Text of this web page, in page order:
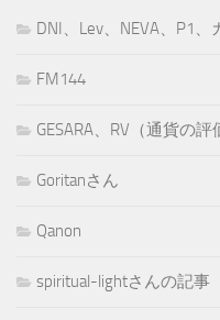
DNI、Lev、NEVA、P1、
FM144
GESARA、RV（通貨の評
Goritanさん
Qanon
spiritual-lightさんの記事